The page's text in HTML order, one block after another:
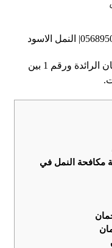
نقدم افضل شركة مكافحة النمل عجمان الرائدة ورقم 1 بين
مكافحة النمل في